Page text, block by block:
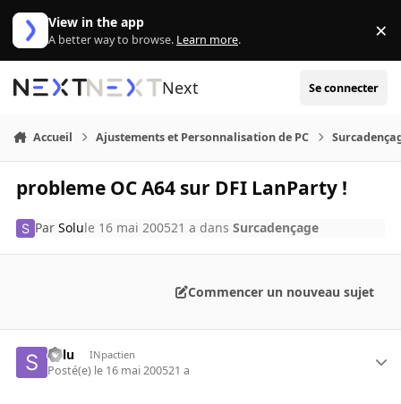
Aller au contenu
View in the app
A better way to browse. Learn more. ×
Next Se connecter
Accueil Ajustements et Personnalisation de PC
probleme OC A64 sur DFI LanParty !
ParSolule 16 mai 200521 a dansSurcadençage
Commencer un nouveau sujet
Solu INpactien
Posté(e) le 16 mai 200521 a